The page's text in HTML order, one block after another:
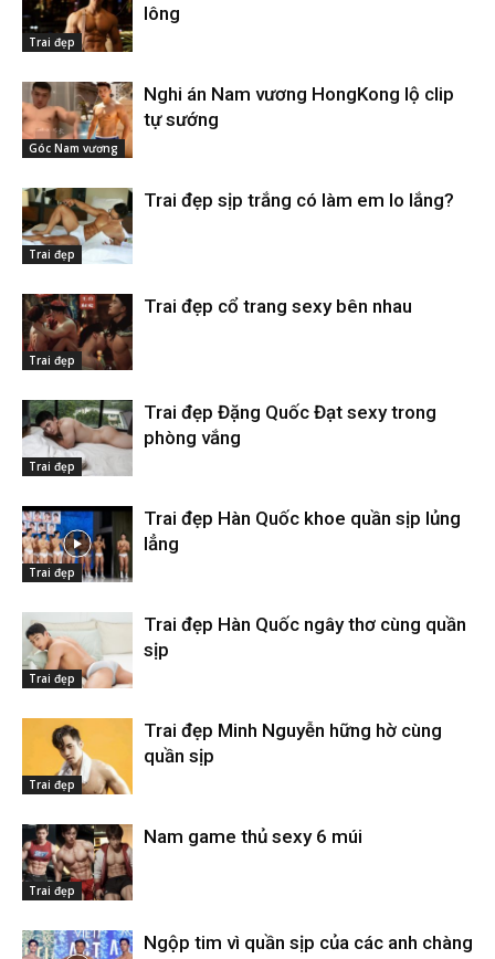
Trai đẹp
lông
Góc Nam vương
Nghi án Nam vương HongKong lộ clip
tự sướng
Trai đẹp
Trai đẹp sịp trắng có làm em lo lắng?
Trai đẹp
Trai đẹp cổ trang sexy bên nhau
Trai đẹp
Trai đẹp Đặng Quốc Đạt sexy trong
phòng vắng
Trai đẹp
Trai đẹp Hàn Quốc khoe quần sịp lủng
lẳng
Trai đẹp
Trai đẹp Hàn Quốc ngây thơ cùng quần
sịp
Trai đẹp
Trai đẹp Minh Nguyễn hững hờ cùng
quần sịp
Trai đẹp
Nam game thủ sexy 6 múi
Ngộp tim vì quần sịp của các anh chàng